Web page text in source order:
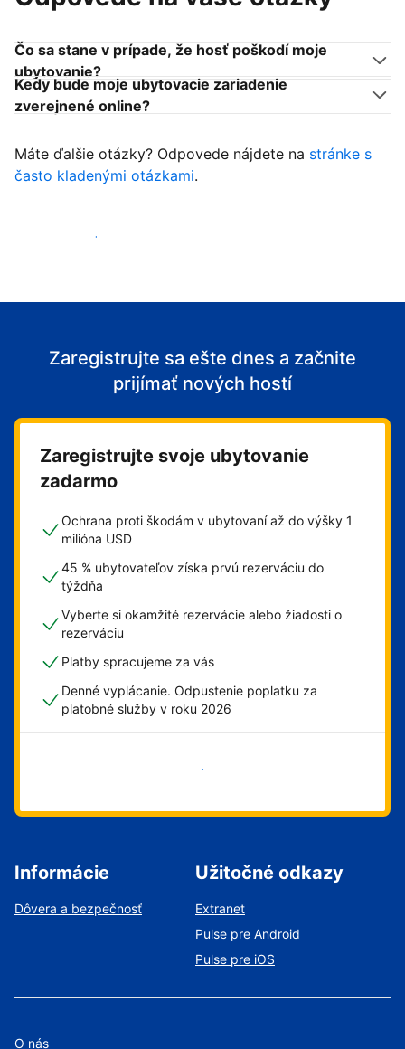
Čo sa stane v prípade, že hosť poškodí moje
ubytovanie?
Kedy bude moje ubytovacie zariadenie
zverejnené online?
Máte ďalšie otázky? Odpovede nájdete na stránke s
často kladenými otázkami.
Začať prijímať hostí
Zaregistrujte sa ešte dnes a začnite
prijímať nových hostí
Zaregistrujte svoje ubytovanie
zadarmo
Ochrana proti škodám v ubytovaní až do výšky 1
milióna USD
45 % ubytovateľov získa prvú rezerváciu do
týždňa
Vyberte si okamžité rezervácie alebo žiadosti o
rezerváciu
Platby spracujeme za vás
Denné vyplácanie. Odpustenie poplatku za
platobné služby v roku 2026
Informácie
Dôvera a bezpečnosť
Užitočné odkazy
Extranet
Pulse pre Android
Pulse pre iOS
O nás